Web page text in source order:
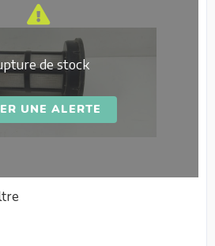
de stock
UNE ALERTE